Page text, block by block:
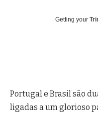
Getting your
Portugal e Brasil são
ligadas a um glorioso